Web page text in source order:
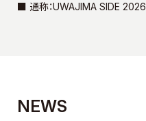
■ 通称：UWAJIMA SIDE 2026
NEWS